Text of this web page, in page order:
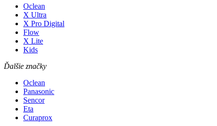
Oclean
X Ultra
X Pro Digital
Flow
X Lite
Kids
Ďalšie značky
Oclean
Panasonic
Sencor
Eta
Curaprox